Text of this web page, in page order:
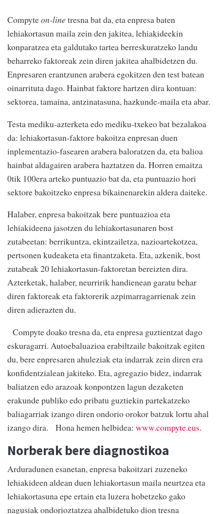
Compyteon-linetresna bat da, eta enpresa baten
lehiakortasun maila zein den jakitea, lehiakideekin
konparatzea eta galdutako tartea berreskuratzeko landu
beharreko faktoreak zein diren jakitea ahalbidetzen du.
Enpresaren erantzunen arabera egokitzen den test batean
oinarrituta dago. Hainbat faktore hartzen dira kontuan:
sektorea, tamaina, antzinatasuna, hazkunde-maila eta abar.
Testa mediku-azterketa edo mediku-txekeo bat bezalakoa
da: lehiakortasun-faktore bakoitza enpresan duen
inplementazio-fasearen arabera baloratzen da, eta balioa
hainbat aldagairen arabera haztatzen da. Horren emaitza
0tik 100era arteko puntuazio bat da, eta puntuazio hori
sektore bakoitzeko enpresa bikainenarekin aldera daiteke.
Halaber, enpresa bakoitzak bere puntuazioa eta
lehiakideena jasotzen du lehiakortasunaren bost
zutabeetan: berrikuntza, ekintzailetza, nazioartekotzea,
pertsonen kudeaketa eta finantzaketa. Eta, azkenik, bost
zutabeak 20 lehiakortasun-faktoretan bereizten dira.
Azterketak, halaber, neurririk handienean garatu behar
diren faktoreak eta faktorerik azpimarragarrienak zein
diren adierazten du.
Compyte doako tresna da, eta enpresa guztientzat dago
eskuragarri. Autoebaluazioa erabiltzaile bakoitzak egiten
du, bere enpresaren ahuleziak eta indarrak zein diren era
konfidentzialean jakiteko. Eta, agregazio bidez, indarrak
baliatzen edo arazoak konpontzen lagun dezaketen
erakunde publiko edo pribatu guztiekin partekatzeko
baliagarriak izango diren ondorio orokor batzuk lortu ahal
izango dira. Hona hemen helbidea: www.compyte.eus.
Norberak bere diagnostikoa
Arduradunen esanetan, enpresa bakoitzari zuzeneko
lehiakideen aldean duen lehiakortasun maila neurtzea eta
lehiakortasuna epe ertain eta luzera hobetzeko gako
nagusiak ondorioztatzea ahalbidetuko dion tresna